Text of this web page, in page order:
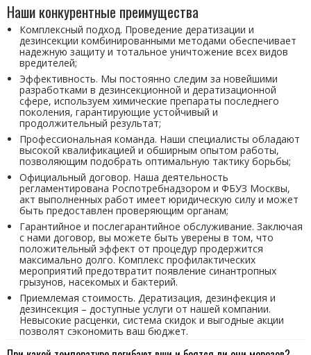
Наши конкурентные преимущества
Комплексный подход. Проведение дератизации и
дезинсекции комбинированными методами обеспечивает
надежную защиту и тотальное уничтожение всех видов
вредителей;
Эффективность. Мы постоянно следим за новейшими
разработками в дезинсекционной и дератизационной
сфере, используем химические препараты последнего
поколения, гарантирующие устойчивый и
продолжительный результат;
Профессиональная команда. Наши специалисты обладают
высокой квалификацией и обширным опытом работы,
позволяющим подобрать оптимальную тактику борьбы;
Официальный договор. Наша деятельность
регламентирована Роспотребнадзором и ФБУЗ Москвы,
акт выполненных работ имеет юридическую силу и может
быть предоставлен проверяющим органам;
Гарантийное и послегарантийное обслуживание. Заключая
с нами договор, вы можете быть уверены в том, что
положительный эффект от процедур продержится
максимально долго. Комплекс профилактических
мероприятий предотвратит появление синантропных
грызунов, насекомых и бактерий.
Приемлемая стоимость. Дератизация, дезинфекция и
дезинсекция – доступные услуги от нашей компании.
Невысокие расценки, система скидок и выгодные акции
позволят сэкономить ваш бюджет.